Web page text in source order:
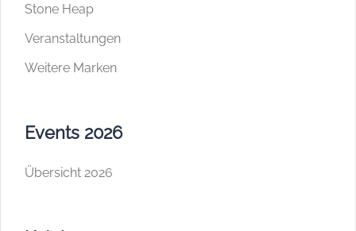
Stone Heap
Veranstaltungen
Weitere Marken
Events 2026
Übersicht 2026